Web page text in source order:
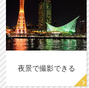
夜景で撮影できる